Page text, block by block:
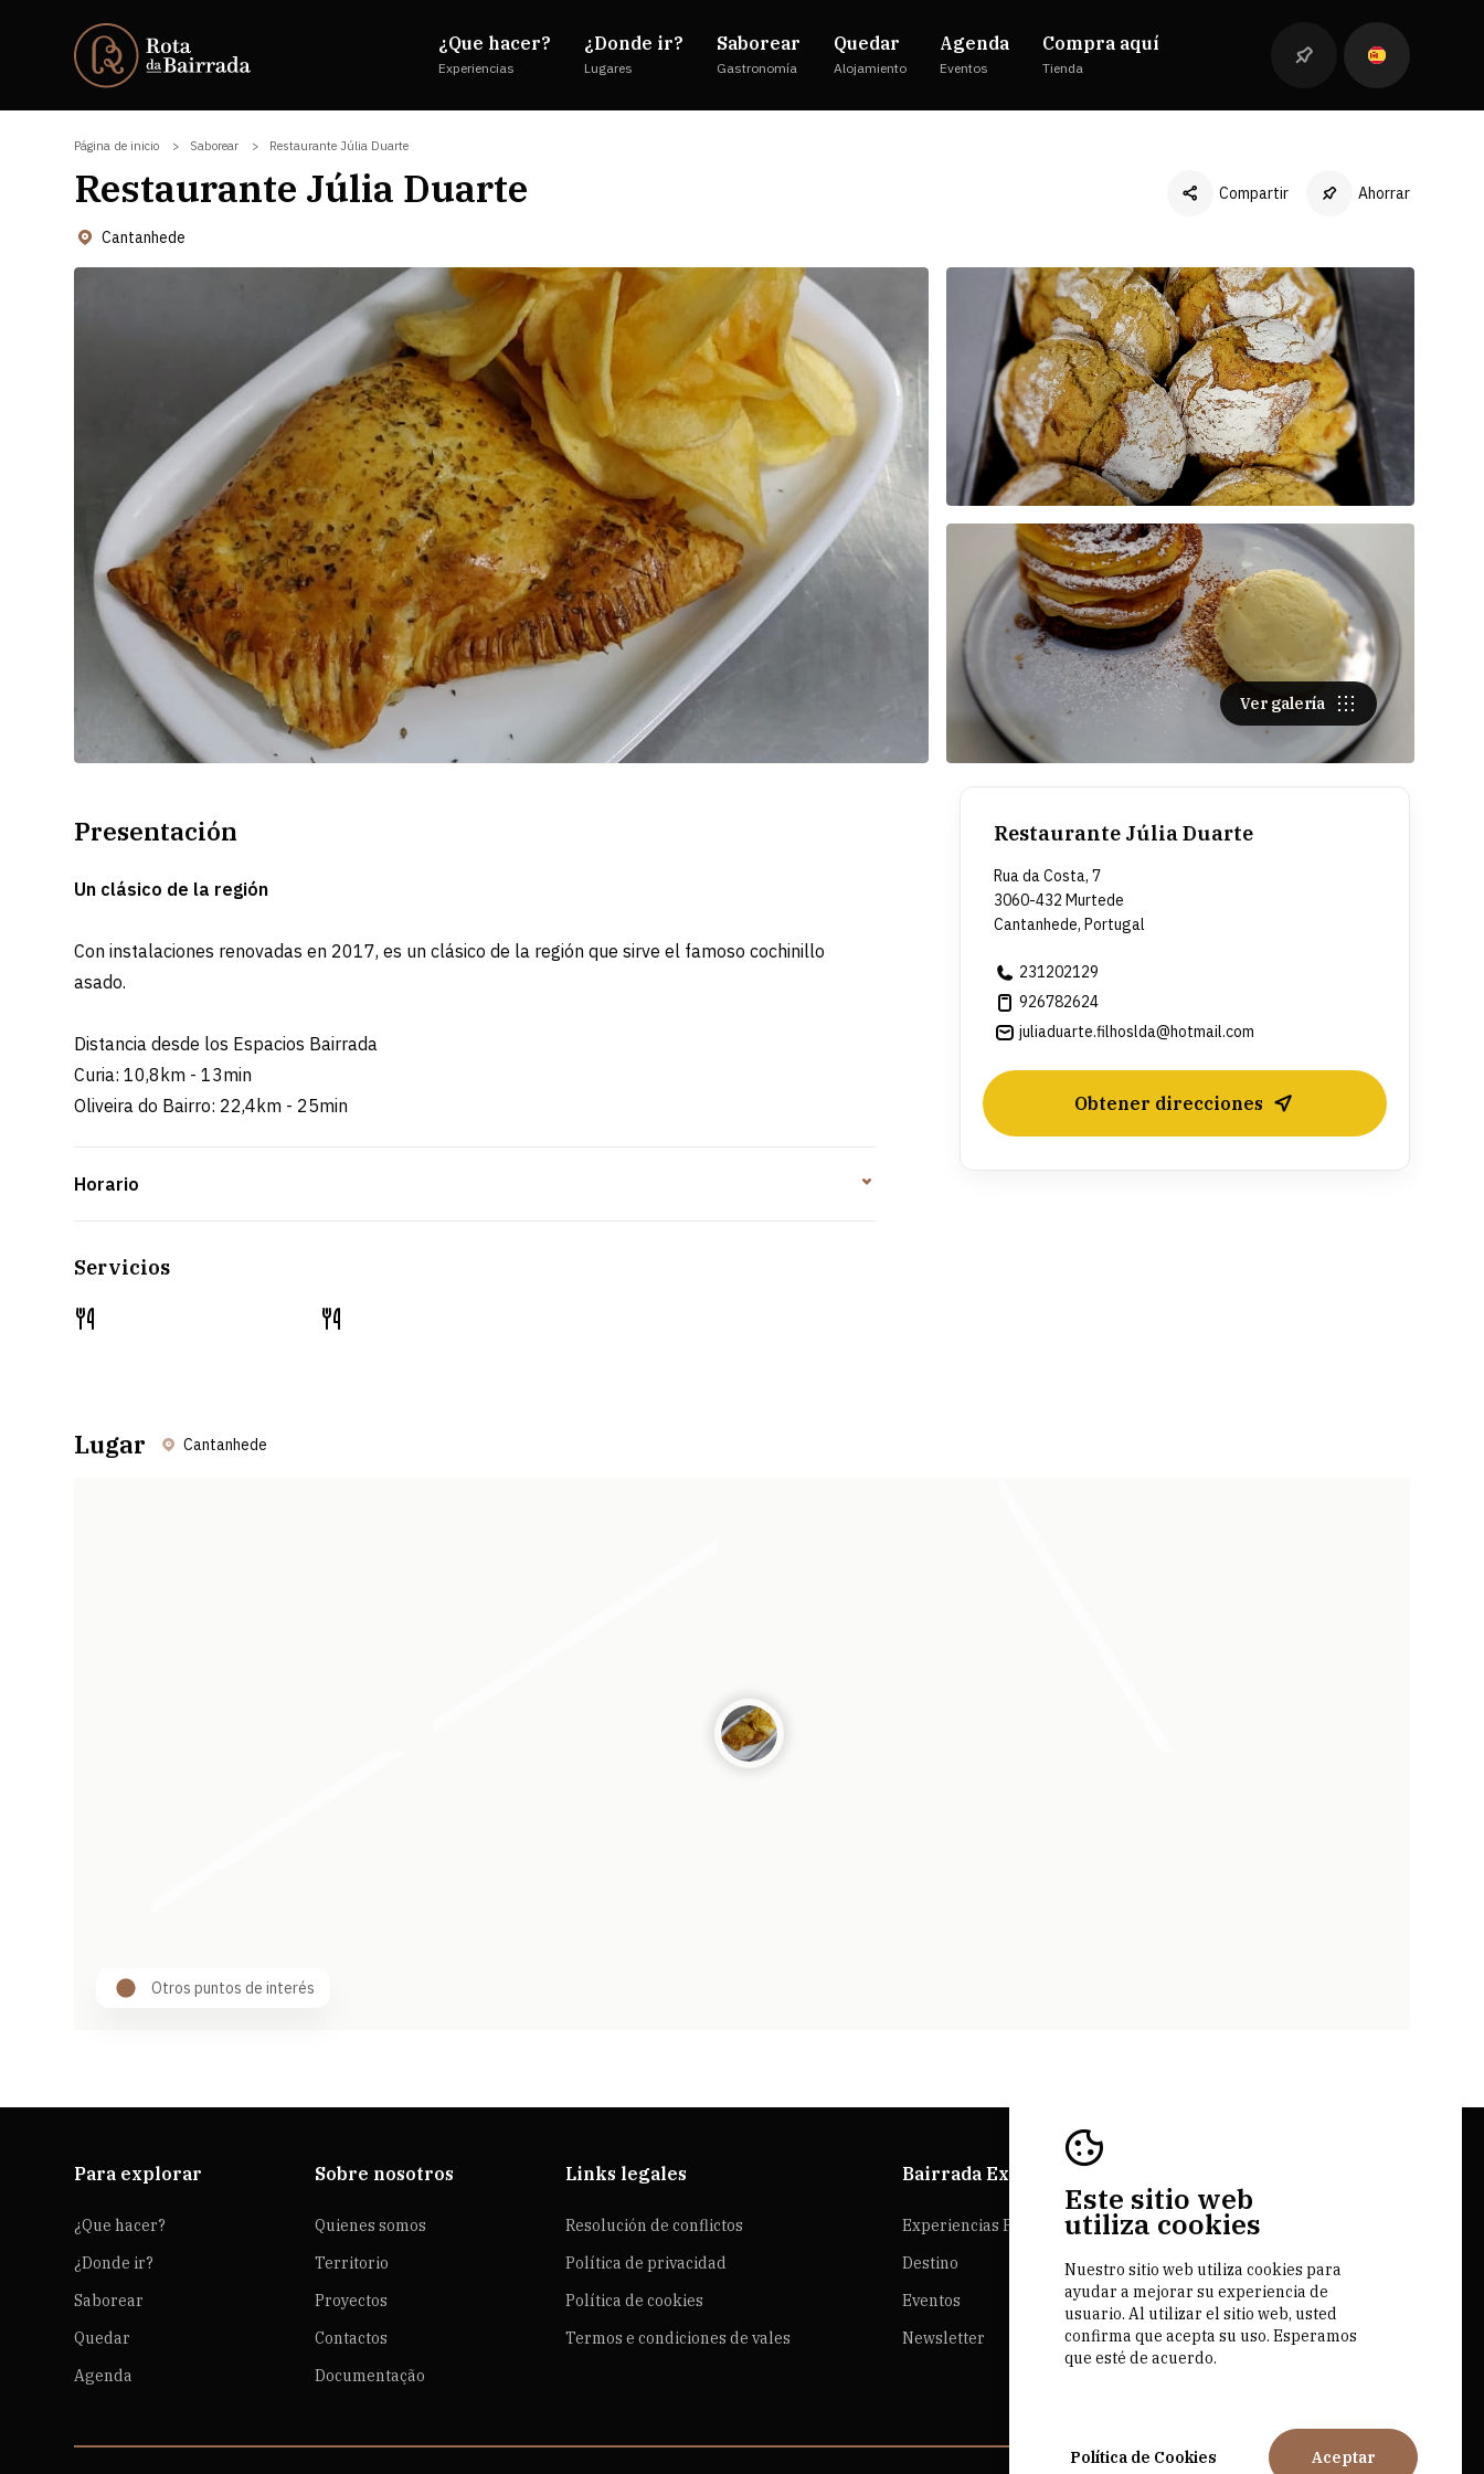
Este sitio web
utiliza cookies
Nuestro sitio web utiliza cookies para
ayudar a mejorar su experiencia de
usuario. Al utilizar el sitio web, usted
confirma que acepta su uso. Esperamos
que esté de acuerdo.
Política de Cookies Aceptar
¿Que hacer?
Experiencias
¿Donde ir?
Lugares
Saborear
Gastronomía
Quedar
Alojamiento
Agenda
Eventos
Compra aquí
Tienda
Página de inicio Saborear Restaurante Júlia Duarte
Restaurante Júlia Duarte
Cantanhede
Compartir
Twitter
LinkedIn
Ahorrar
Ver galería
Presentación
Un clásico de la región
Con instalaciones renovadas en 2017, es un clásico de la región que sirve el famoso cochinillo
asado.
Distancia desde los Espacios Bairrada
Curia: 10,8km - 13min
Oliveira do Bairro: 22,4km - 25min
Horario
Servicios
Restaurante Júlia Duarte
Rua da Costa, 7
3060-432 Murtede
Cantanhede, Portugal
231202129
926782624
juliaduarte.filhoslda@hotmail.com
Obtener direcciones
Lugar Cantanhede
Otros puntos de interés
Para explorar
¿Que hacer?
¿Donde ir?
Saborear
Quedar
Agenda
Sobre nosotros
Quienes somos
Territorio
Proyectos
Contactos
Documentação
Links legales
Resolución de conflictos
Política de privacidad
Política de cookies
Termos e condiciones de vales
Bairrada Explorer
Experiencias Personalizadas
Destino
Eventos
Newsletter
Loja bairrada
CVR Bairrada